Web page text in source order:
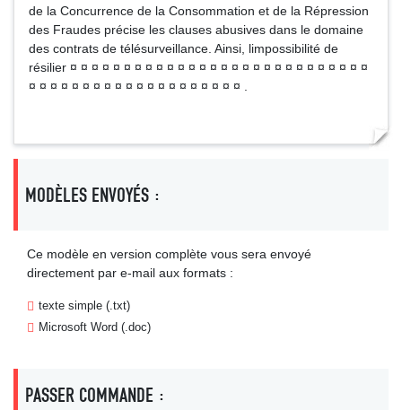
de la Concurrence de la Consommation et de la Répression
des Fraudes précise les clauses abusives dans le domaine
des contrats de télésurveillance. Ainsi, limpossibilité de
résilier ¤ ¤ ¤ ¤ ¤ ¤ ¤ ¤ ¤ ¤ ¤ ¤ ¤ ¤ ¤ ¤ ¤ ¤ ¤ ¤ ¤ ¤ ¤ ¤ ¤ ¤ ¤ ¤
¤ ¤ ¤ ¤ ¤ ¤ ¤ ¤ ¤ ¤ ¤ ¤ ¤ ¤ ¤ ¤ ¤ ¤ ¤ ¤ .
MODÈLES ENVOYÉS :
Ce modèle en version complète vous sera envoyé
directement par e-mail aux formats :
texte simple (.txt)
Microsoft Word (.doc)
PASSER COMMANDE :